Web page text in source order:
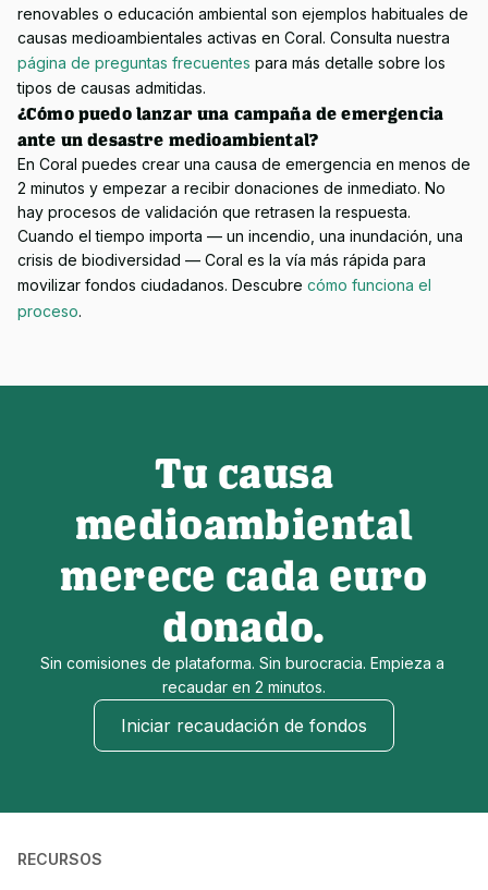
renovables o educación ambiental son ejemplos habituales de
causas medioambientales activas en Coral. Consulta nuestra
página de preguntas frecuentes para más detalle sobre los
tipos de causas admitidas.
¿Cómo puedo lanzar una campaña de emergencia
ante un desastre medioambiental?
En Coral puedes crear una causa de emergencia en menos de
2 minutos y empezar a recibir donaciones de inmediato. No
hay procesos de validación que retrasen la respuesta.
Cuando el tiempo importa — un incendio, una inundación, una
crisis de biodiversidad — Coral es la vía más rápida para
movilizar fondos ciudadanos. Descubre cómo funciona el
proceso.
Tu causa
medioambiental
merece cada euro
donado.
Sin comisiones de plataforma. Sin burocracia. Empieza a
recaudar en 2 minutos.
Iniciar recaudación de fondos
RECURSOS